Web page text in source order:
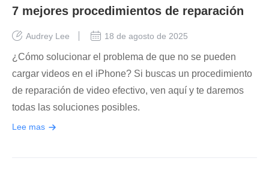
7 mejores procedimientos de reparación
Audrey Lee 18 de agosto de 2025
¿Cómo solucionar el problema de que no se pueden
cargar videos en el iPhone? Si buscas un procedimiento
de reparación de video efectivo, ven aquí y te daremos
todas las soluciones posibles.
Lee mas